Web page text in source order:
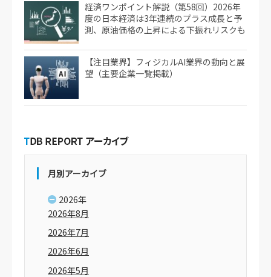
経済ワンポイント解説（第58回）2026年
度の日本経済は3年連続のプラス成長と予
測、原油価格の上昇による下振れリスクも
【注目業界】フィジカルAI業界の動向と展
望（主要企業一覧掲載）
月別アーカイブ
2026年
2026年8月
2026年7月
2026年6月
2026年5月